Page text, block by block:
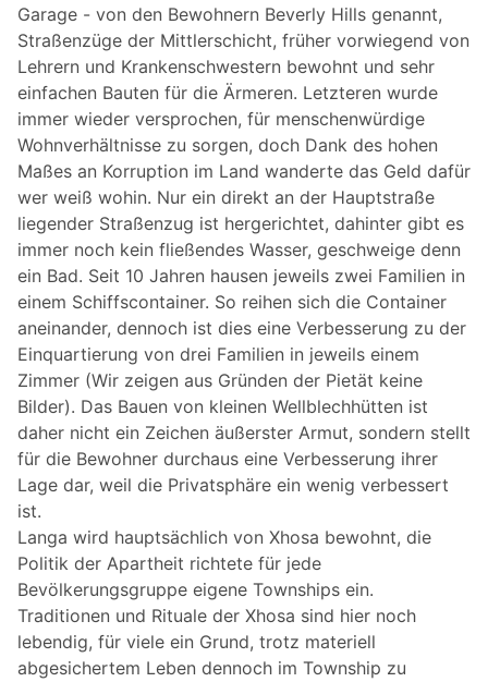
Garage - von den Bewohnern Beverly Hills genannt,
Straßenzüge der Mittlerschicht, früher vorwiegend von
Lehrern und Krankenschwestern bewohnt und sehr
einfachen Bauten für die Ärmeren. Letzteren wurde
immer wieder versprochen, für menschenwürdige
Wohnverhältnisse zu sorgen, doch Dank des hohen
Maßes an Korruption im Land wanderte das Geld dafür
wer weiß wohin. Nur ein direkt an der Hauptstraße
liegender Straßenzug ist hergerichtet, dahinter gibt es
immer noch kein fließendes Wasser, geschweige denn
ein Bad. Seit 10 Jahren hausen jeweils zwei Familien in
einem Schiffscontainer. So reihen sich die Container
aneinander, dennoch ist dies eine Verbesserung zu der
Einquartierung von drei Familien in jeweils einem
Zimmer (Wir zeigen aus Gründen der Pietät keine
Bilder). Das Bauen von kleinen Wellblechhütten ist
daher nicht ein Zeichen äußerster Armut, sondern stellt
für die Bewohner durchaus eine Verbesserung ihrer
Lage dar, weil die Privatsphäre ein wenig verbessert
ist.
Langa wird hauptsächlich von Xhosa bewohnt, die
Politik der Apartheit richtete für jede
Bevölkerungsgruppe eigene Townships ein.
Traditionen und Rituale der Xhosa sind hier noch
lebendig, für viele ein Grund, trotz materiell
abgesichertem Leben dennoch im Township zu